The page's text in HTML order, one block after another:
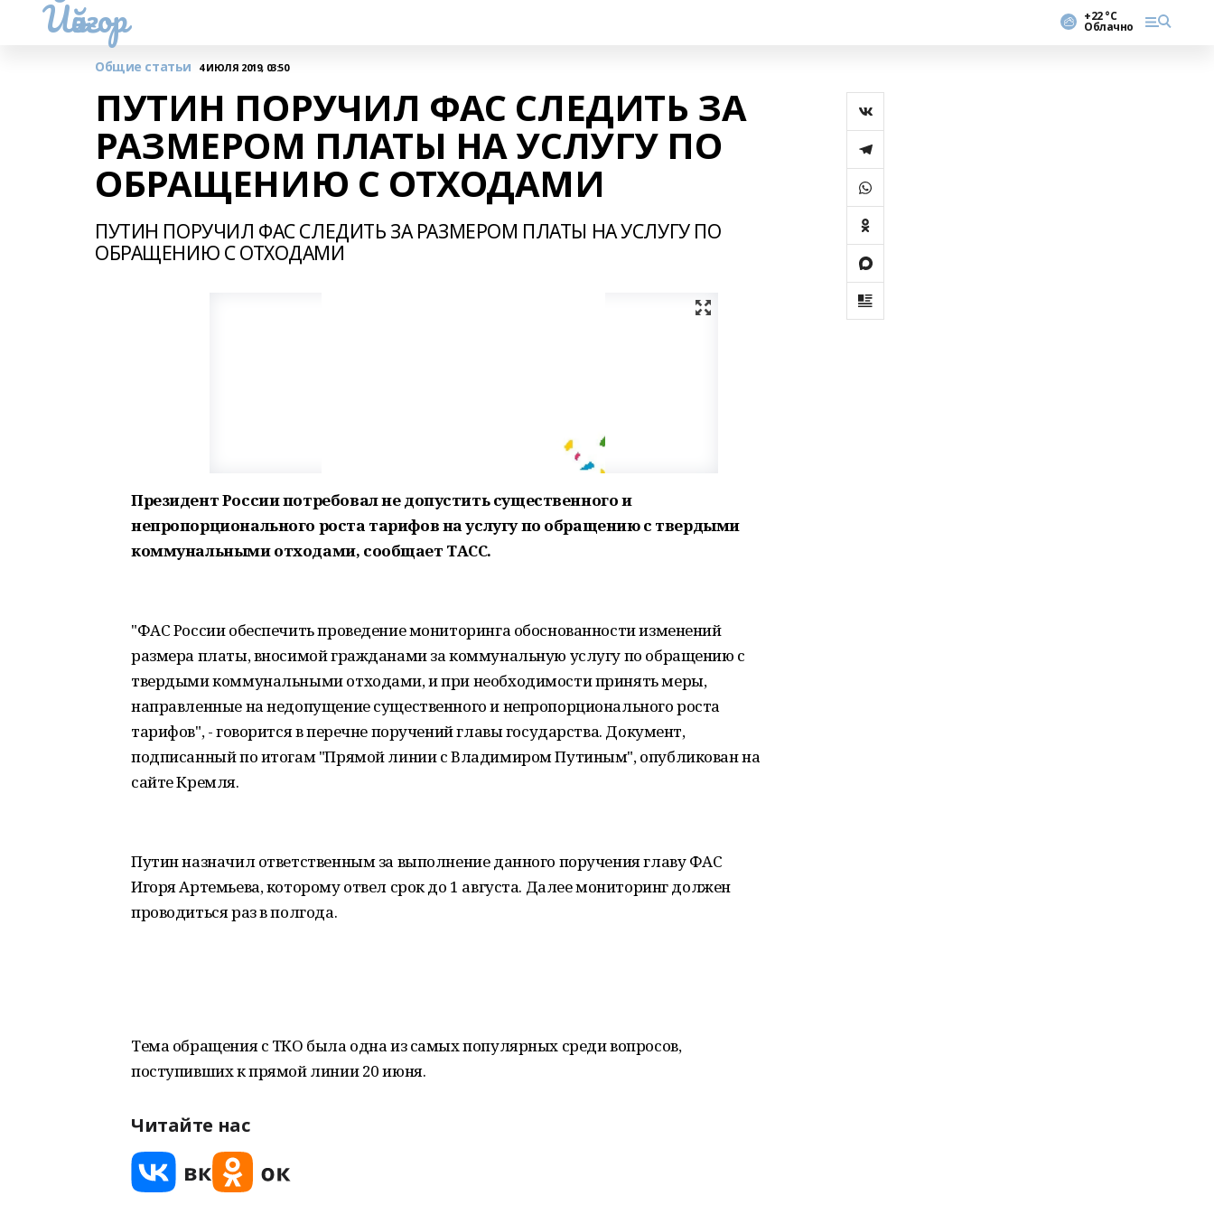
Йәйғор +22 °С
Облачно
Общие статьи 4 ИЮЛЯ 2019, 03:50
ПУТИН ПОРУЧИЛ ФАС СЛЕДИТЬ ЗА
РАЗМЕРОМ ПЛАТЫ НА УСЛУГУ ПО
ОБРАЩЕНИЮ С ОТХОДАМИ
ПУТИН ПОРУЧИЛ ФАС СЛЕДИТЬ ЗА РАЗМЕРОМ ПЛАТЫ НА УСЛУГУ ПО
ОБРАЩЕНИЮ С ОТХОДАМИ
Президент России потребовал не допустить существенного и
непропорционального роста тарифов на услугу по обращению с твердыми
коммунальными отходами, сообщает ТАСС.
"ФАС России обеспечить проведение мониторинга обоснованности изменений
размера платы, вносимой гражданами за коммунальную услугу по обращению с
твердыми коммунальными отходами, и при необходимости принять меры,
направленные на недопущение существенного и непропорционального роста
тарифов", - говорится в перечне поручений главы государства. Документ,
подписанный по итогам "Прямой линии с Владимиром Путиным", опубликован на
сайте Кремля.
Путин назначил ответственным за выполнение данного поручения главу ФАС
Игоря Артемьева, которому отвел срок до 1 августа. Далее мониторинг должен
проводиться раз в полгода.
Тема обращения с ТКО была одна из самых популярных среди вопросов,
поступивших к прямой линии 20 июня.
Читайте нас